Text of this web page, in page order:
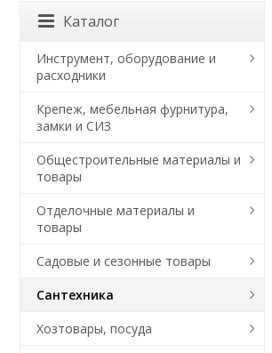
Каталог
Инструмент, оборудование и
расходники
Крепеж, мебельная фурнитура,
замки и СИЗ
Общестроительные материалы и
товары
Отделочные материалы и
товары
Садовые и сезонные товары
Сантехника
Хозтовары, посуда